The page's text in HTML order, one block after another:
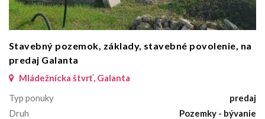
Stavebný pozemok, základy, stavebné povolenie, na
predaj Galanta
Mládežnícka štvrť, Galanta
Typ ponuky
predaj
Druh
Pozemky - bývanie